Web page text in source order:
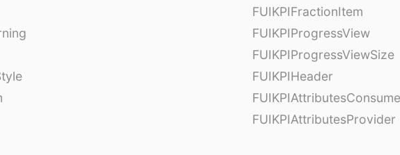
FUIKPIFractionItem
FUIKPIProgressView
FUIKPIProgressViewSize
FUIKPIHeader
FUIKPIAttributesProvider